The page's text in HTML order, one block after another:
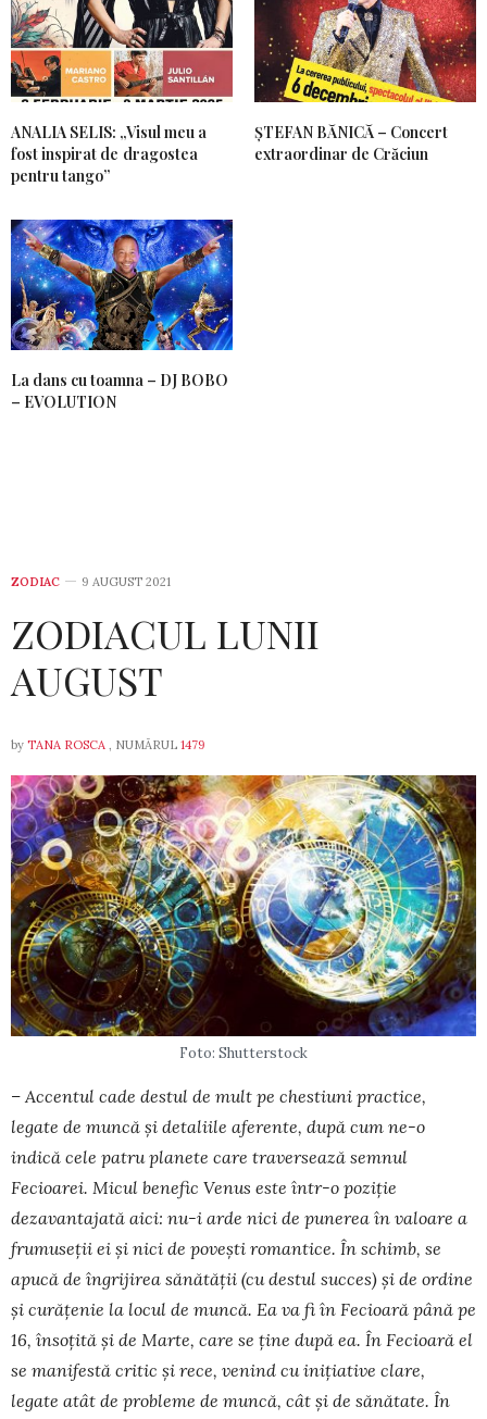
ANALIA SELIS: „Visul meu a
fost inspirat de dragostea
pentru tango”
ȘTEFAN BĂNICĂ – Concert
extraordinar de Crăciun
La dans cu toamna – DJ BOBO
– EVOLUTION
ZODIAC 9 AUGUST 2021
ZODIACUL LUNII
AUGUST
by TANA ROSCA , NUMĂRUL 1479
Foto: Shutterstock
– Accentul cade destul de mult pe chestiuni practice,
legate de muncă și detaliile aferente, după cum ne-o
indică cele patru planete care traversează semnul
Fecioarei. Micul benefic Venus este într-o poziție
dezavantajată aici: nu-i arde nici de punerea în valoare a
frumuseții ei și nici de povești romantice. În schimb, se
apucă de îngrijirea sănătății (cu destul succes) și de ordine
și curățenie la locul de muncă. Ea va fi în Fecioară până pe
16, însoțită și de Marte, care se ține după ea. În Fecioară el
se manifestă critic și rece, venind cu inițiative clare,
legate atât de probleme de muncă, cât și de sănătate. În